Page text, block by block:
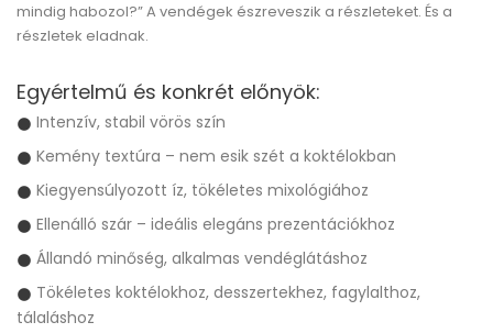
mindig habozol?” A vendégek észreveszik a részleteket. És a
részletek eladnak.
Egyértelmű és konkrét előnyök:
Intenzív, stabil vörös szín
Kemény textúra – nem esik szét a koktélokban
Kiegyensúlyozott íz, tökéletes mixológiához
Ellenálló szár – ideális elegáns prezentációkhoz
Állandó minőség, alkalmas vendéglátáshoz
Tökéletes koktélokhoz, desszertekhez, fagylalthoz,
tálaláshoz